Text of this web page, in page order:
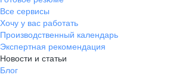
Все сервисы
Хочу у вас работать
Производственный календарь
Экспертная рекомендация
Новости и статьи
Блог